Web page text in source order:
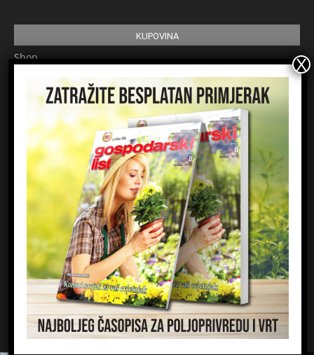
KUPOVINA
Shop
Pretplata
Uvjeti korištenja
Prijavite se na newsletter
Email